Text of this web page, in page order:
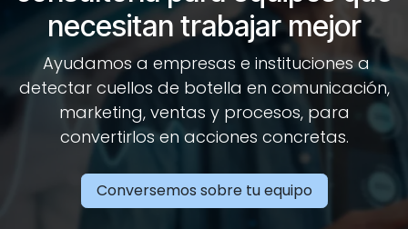
necesitan trabajar mejor
Ayudamos a empresas e instituciones a
detectar cuellos de botella en comunicación,
marketing, ventas y procesos, para
convertirlos en acciones concretas.
Conversemos sobre tu equipo